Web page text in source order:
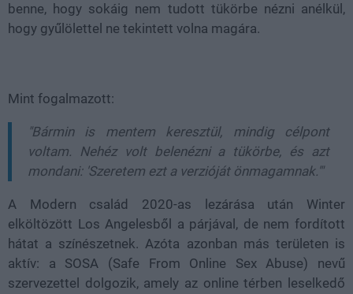
benne, hogy sokáig nem tudott tükörbe nézni anélkül,
hogy gyűlölettel ne tekintett volna magára.
Mint fogalmazott:
"Bármin is mentem keresztül, mindig célpont
voltam. Nehéz volt belenézni a tükörbe, és azt
mondani: 'Szeretem ezt a verzióját önmagamnak.'"
A Modern család 2020-as lezárása után Winter
elköltözött Los Angelesből a párjával, de nem fordított
hátat a színészetnek. Azóta azonban más területen is
aktív: a SOSA (Safe From Online Sex Abuse) nevű
szervezettel dolgozik, amely az online térben leselkedő